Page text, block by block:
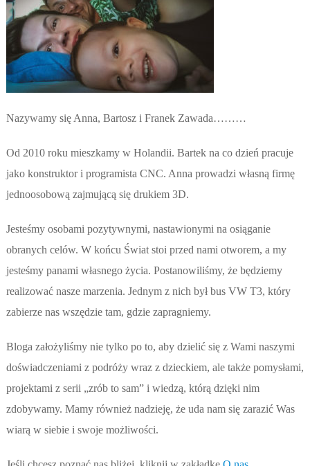
Nazywamy się Anna, Bartosz i Franek Zawada………
Od 2010 roku mieszkamy w Holandii. Bartek na co dzień pracuje
jako konstruktor i programista CNC. Anna prowadzi własną firmę
jednoosobową zajmującą się drukiem 3D.
Jesteśmy osobami pozytywnymi, nastawionymi na osiąganie
obranych celów. W końcu Świat stoi przed nami otworem, a my
jesteśmy panami własnego życia. Postanowiliśmy, że będziemy
realizować nasze marzenia. Jednym z nich był bus VW T3, który
zabierze nas wszędzie tam, gdzie zapragniemy.
Bloga założyliśmy nie tylko po to, aby dzielić się z Wami naszymi
doświadczeniami z podróży wraz z dzieckiem, ale także pomysłami,
projektami z serii „zrób to sam” i wiedzą, którą dzięki nim
zdobywamy. Mamy również nadzieję, że uda nam się zarazić Was
wiarą w siebie i swoje możliwości.